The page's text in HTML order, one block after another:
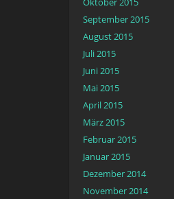
September 2015
August 2015
Juli 2015
Juni 2015
Mai 2015
April 2015
März 2015
Februar 2015
Januar 2015
Dezember 2014
November 2014